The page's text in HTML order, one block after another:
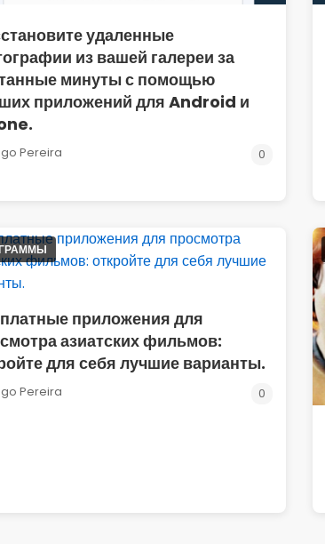
удаленные
из вашей галереи за
минуты с помощью
приложений для Android и
Pereira 0
приложения для
азиатских фильмов:
для себя лучшие варианты.
Pereira 0